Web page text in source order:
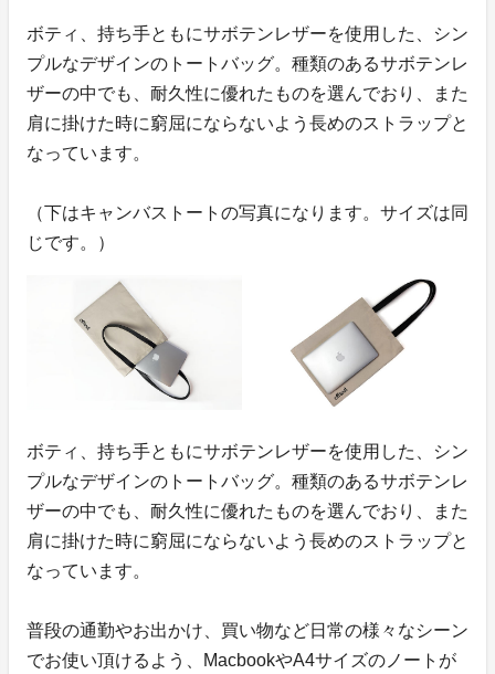
ボティ、持ち手ともにサボテンレザーを使用した、シン
プルなデザインのトートバッグ。種類のあるサボテンレ
ザーの中でも、耐久性に優れたものを選んでおり、また
肩に掛けた時に窮屈にならないよう長めのストラップと
なっています。
（下はキャンバストートの写真になります。サイズは同
じです。）
ボティ、持ち手ともにサボテンレザーを使用した、シン
プルなデザインのトートバッグ。種類のあるサボテンレ
ザーの中でも、耐久性に優れたものを選んでおり、また
肩に掛けた時に窮屈にならないよう長めのストラップと
なっています。
普段の通勤やお出かけ、買い物など日常の様々なシーン
でお使い頂けるよう、MacbookやA4サイズのノートが